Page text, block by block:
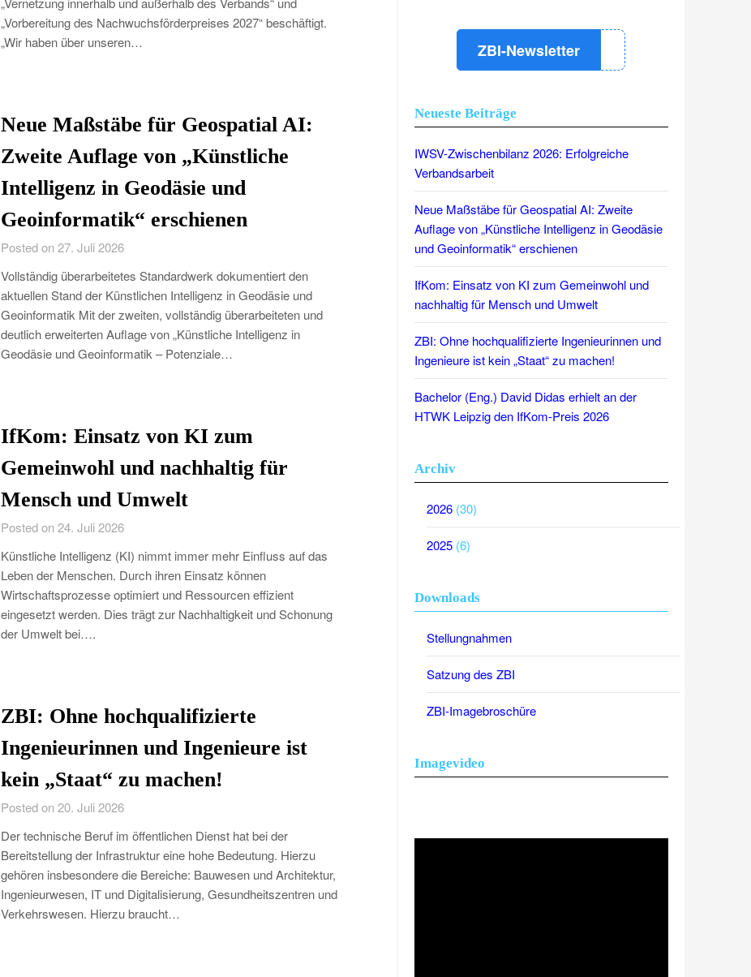
„Vorbereitung des Nachwuchsförderpreises 2027“ beschäftigt.
„Wir haben über unseren…
Neue Maßstäbe für Geospatial AI:
Zweite Auflage von „Künstliche
Intelligenz in Geodäsie und
Geoinformatik“ erschienen
Posted on 27. Juli 2026
Vollständig überarbeitetes Standardwerk dokumentiert den
aktuellen Stand der Künstlichen Intelligenz in Geodäsie und
Geoinformatik Mit der zweiten, vollständig überarbeiteten und
deutlich erweiterten Auflage von „Künstliche Intelligenz in
Geodäsie und Geoinformatik – Potenziale…
IfKom: Einsatz von KI zum
Gemeinwohl und nachhaltig für
Mensch und Umwelt
Posted on 24. Juli 2026
Künstliche Intelligenz (KI) nimmt immer mehr Einfluss auf das
Leben der Menschen. Durch ihren Einsatz können
Wirtschaftsprozesse optimiert und Ressourcen effizient
eingesetzt werden. Dies trägt zur Nachhaltigkeit und Schonung
der Umwelt bei….
ZBI: Ohne hochqualifizierte
Ingenieurinnen und Ingenieure ist
kein „Staat“ zu machen!
Posted on 20. Juli 2026
Der technische Beruf im öffentlichen Dienst hat bei der
Bereitstellung der Infrastruktur eine hohe Bedeutung. Hierzu
gehören insbesondere die Bereiche: Bauwesen und Architektur,
Ingenieurwesen, IT und Digitalisierung, Gesundheitszentren und
Verkehrswesen. Hierzu braucht…
ZBI-Newsletter
Neueste Beiträge
IWSV-Zwischenbilanz 2026: Erfolgreiche
Verbandsarbeit
Neue Maßstäbe für Geospatial AI: Zweite
Auflage von „Künstliche Intelligenz in Geodäsie
und Geoinformatik“ erschienen
IfKom: Einsatz von KI zum Gemeinwohl und
nachhaltig für Mensch und Umwelt
ZBI: Ohne hochqualifizierte Ingenieurinnen und
Ingenieure ist kein „Staat“ zu machen!
Bachelor (Eng.) David Didas erhielt an der
HTWK Leipzig den IfKom-Preis 2026
Archiv
2026(30)
2025(6)
Downloads
Stellungnahmen
Satzung des ZBI
ZBI-Imagebroschüre
Imagevideo